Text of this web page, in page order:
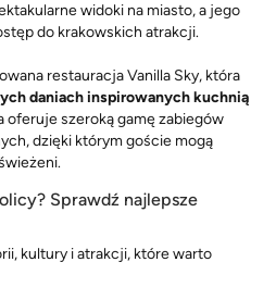
widoki na miasto, a jego
do krakowskich atrakcji.
restauracja Vanilla Sky, która
daniach inspirowanych kuchnią
oferuje szeroką gamę zabiegów
dzięki którym goście mogą
Sprawdź najlepsze
kultury i atrakcji, które warto